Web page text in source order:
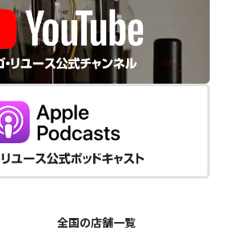
全国の店舗一覧